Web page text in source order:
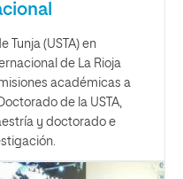
Tunja (USTA) en
de La Rioja
académicas a
de la USTA,
y doctorado e